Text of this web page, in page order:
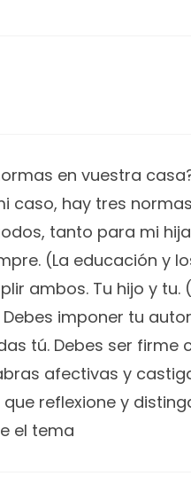
en vuestra
caso, hay tres
todos, tanto para mi
(La educación y
ambos. Tu hijo y tu.
imponer tu
tú. Debes ser firme
afectivas y
reflexione y
el tema